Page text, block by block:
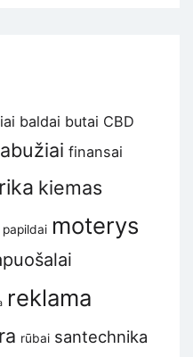
baldai butai CBD
finansai
kiemas
papildai moterys
reklama
rūbai santechnika